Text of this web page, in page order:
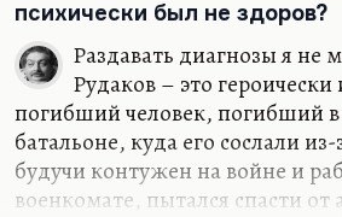
Маяковский любил вот так
коллег.
Что касается самой идеи того,
с человеком. Катаев
что…
психически был не здоров?
Раздавать диагнозы я не
Рудаков – это героически
погибший человек, погибший
батальоне, куда его сослали
будучи контужен на войне и
военкомате, пытался спасти